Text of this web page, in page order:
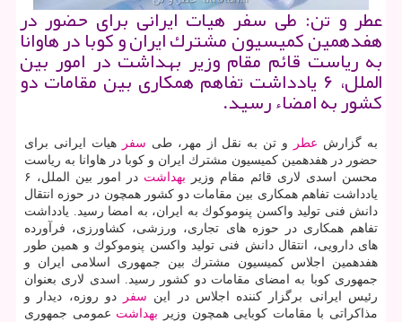
عطر و تن: طی سفر هیات ایرانی برای حضور در
هفدهمین كمیسیون مشترك ایران و كوبا در هاوانا
به ریاست قائم مقام وزیر بهداشت در امور بین
الملل، ۶ یادداشت تفاهم همكاری بین مقامات دو
كشور به امضاء رسید.
به گزارش عطر و تن به نقل از مهر، طی سفر
هیات ایرانی برای
حضور در هفدهمین كمیسیون مشترك ایران و كوبا در هاوانا به ریاست
محسن اسدی لاری قائم مقام وزیر بهداشت
در امور بین الملل، ۶
یادداشت تفاهم همكاری بین مقامات دو كشور همچون در حوزه انتقال
دانش فنی تولید واكسن پنوموكوك به ایران، به امضا رسید. یادداشت
تفاهم همكاری در حوزه های تجاری، ورزشی، كشاورزی، فرآورده
های دارویی، انتقال دانش فنی تولید واكسن پنوموكوك و همین طور
هفدهمین اجلاس كمیسیون مشترك بین جمهوری اسلامی ایران و
جمهوری كوبا به امضای مقامات دو كشور رسید. اسدی لاری بعنوان
رئیس ایرانی برگزار كننده اجلاس در این سفر
دو روزه، دیدار و
مذاكراتی با مقامات كوبایی همچون وزیر بهداشت عمومی جمهوری